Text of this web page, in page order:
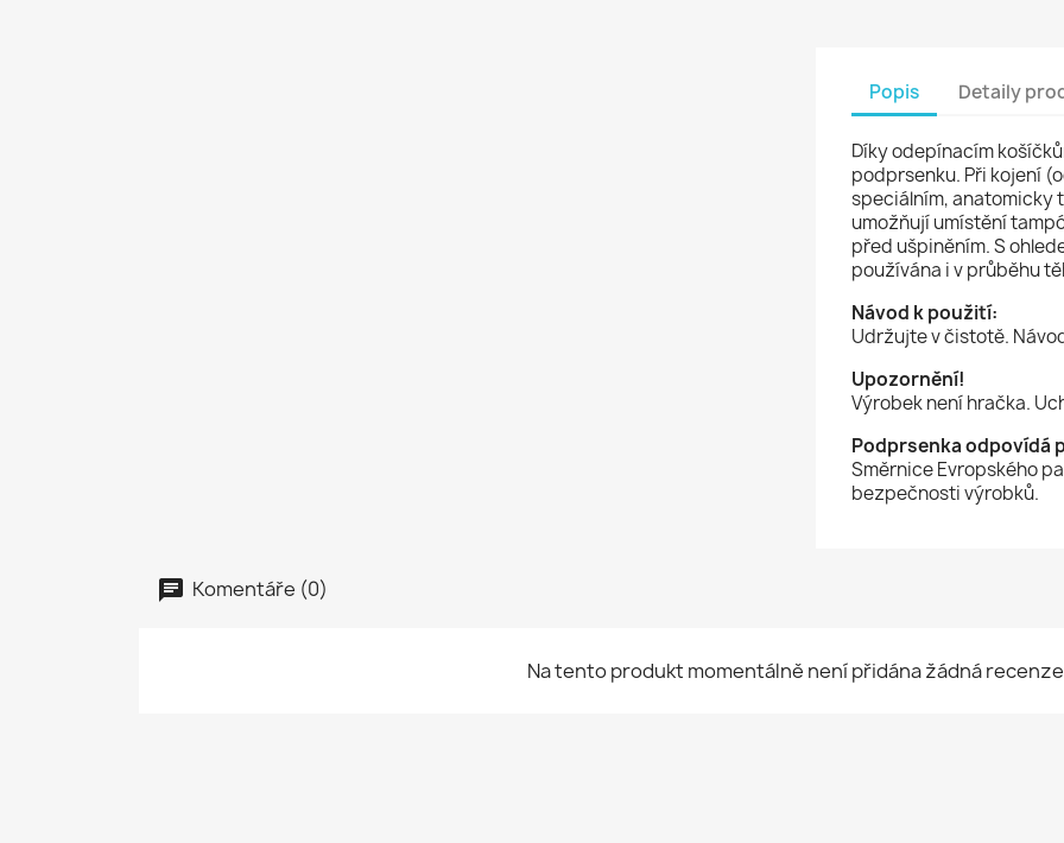
Popis Detaily
Díky odepínacím
podprsenku. Při kojení
speciálním, anatomicky
umožňují umístění
před ušpiněním. S
používána i v průběhu
Návod k použití:
Udržujte v čistotě.
Upozornění!
Výrobek není hračka.
Podprsenka odpovídá
Směrnice Evropského
bezpečnosti výrobků.
Komentáře (0)
Na tento produkt momentálně není přidána žádná